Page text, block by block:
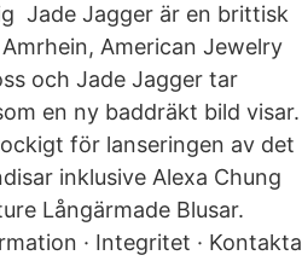
Jade Jagger är en brittisk
American Jewelry
och Jade Jagger tar
en ny baddräkt bild visar.
för lanseringen av det
inklusive Alexa Chung
Långärmade Blusar.
· Integritet · Kontakta